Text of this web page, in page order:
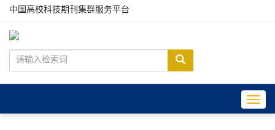
中国高校科技期刊集群服务平台